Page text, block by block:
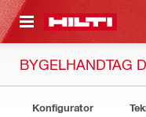
GÅ TILL HUVUDSIDAN
BYGELHANDTAG
Konfigurator